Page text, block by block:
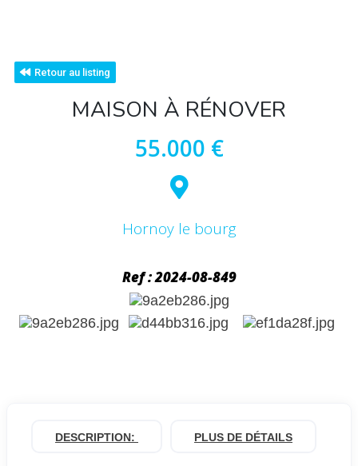
Retour au listing
MAISON À RÉNOVER
55.000 €
Hornoy le bourg
Ref : 2024-08-849
DESCRIPTION: PLUS DE DÉTAILS